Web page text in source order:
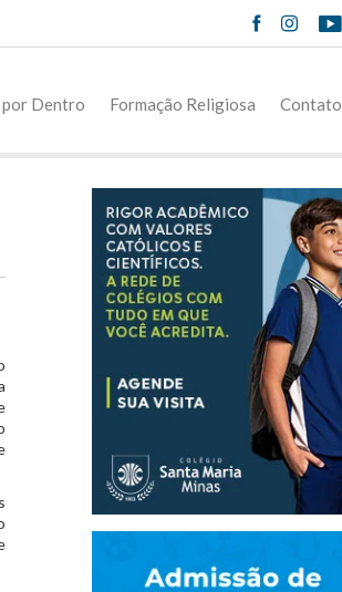
por Dentro Formação Religiosa Contato